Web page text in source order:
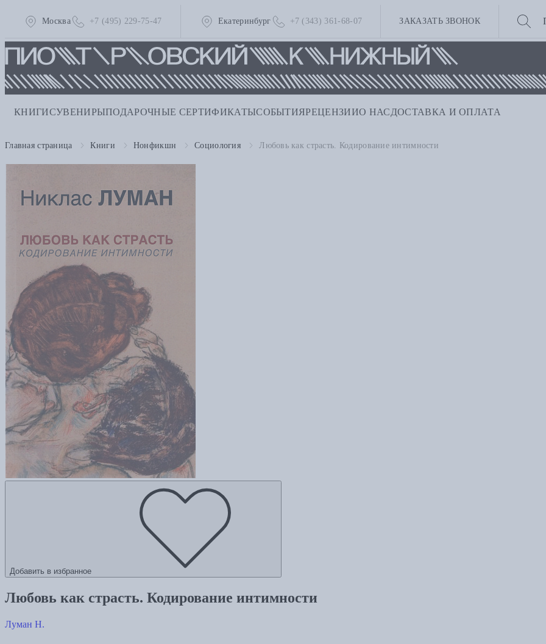
Москва +7 (495) 229-75-47 Екатеринбург +7 (343) 361-68-07 ЗАКАЗАТЬ ЗВОНОК
КНИГИСУВЕНИРЫПОДАРОЧНЫЕ СЕРТИФИКАТЫСОБЫТИЯРЕЦЕНЗИИО НАС ДОСТАВКА И ОПЛАТА
Главная страница Книги Нонфикшн Социология Любовь как страсть. Кодирование интимности
Добавить в избранное
Любовь как страсть. Кодирование интимности
Луман Н.